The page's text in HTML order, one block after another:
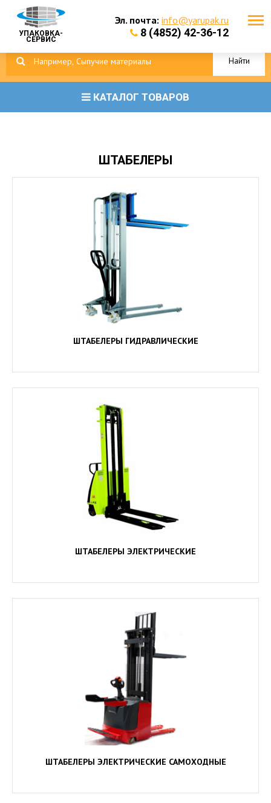
УПАКОВКА-
СЕРВИС
Эл. почта: info@yarupak.ru
8 (4852) 42-36-12
Найти
КАТАЛОГ ТОВАРОВ
ШТАБЕЛЕРЫ
ШТАБЕЛЕРЫ ГИДРАВЛИЧЕСКИЕ
ШТАБЕЛЕРЫ ЭЛЕКТРИЧЕСКИЕ
ШТАБЕЛЕРЫ ЭЛЕКТРИЧЕСКИЕ САМОХОДНЫЕ